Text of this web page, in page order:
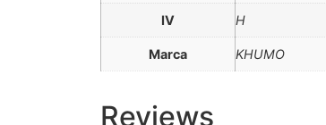
IV H
Marca KHUMO
Reviews